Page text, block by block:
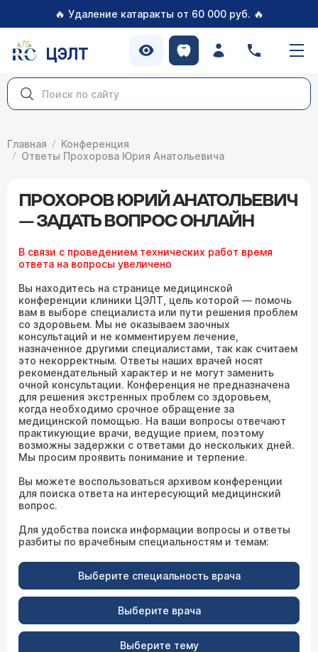
🔥 Удаление катаракты от 60 000 руб. 🔥
ЦЭЛТ
Главная
Конференция
Ответы Прохорова Юрия Анатольевича
ПРОХОРОВ ЮРИЙ АНАТОЛЬЕВИЧ
— ЗАДАТЬ ВОПРОС ОНЛАЙН
В связи с проведением технических работ время
ответа на вопросы увеличено
Вы находитесь на странице медицинской
конференции клиники ЦЭЛТ, цель которой — помочь
вам в выборе специалиста или пути решения проблем
со здоровьем. Мы не оказываем заочных
консультаций и не комментируем лечение,
назначенное другими специалистами, так как считаем
это некорректным. Ответы наших врачей носят
рекомендательный характер и не могут заменить
очной консультации. Конференция не предназначена
для решения экстренных проблем со здоровьем,
когда необходимо срочное обращение за
медицинской помощью. На ваши вопросы отвечают
практикующие врачи, ведущие прием, поэтому
возможны задержки с ответами до нескольких дней.
Мы просим проявить понимание и терпение.
Вы можете воспользоваться архивом конференции
для поиска ответа на интересующий медицинский
вопрос.
Для удобства поиска информации вопросы и ответы
разбиты по врачебным специальностям и темам:
Выберите специальность врача
Выберите врача
Выберите тему